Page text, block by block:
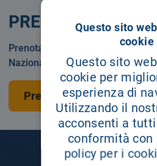
PRENOTA
Prenotare una visita o un esame
Nazionale o privatamente.
Prenota una visita
Questo sito
cookie
Questo sito
cookie per
esperienza di
Utilizzando il
acconsenti a
conformità con
policy per i